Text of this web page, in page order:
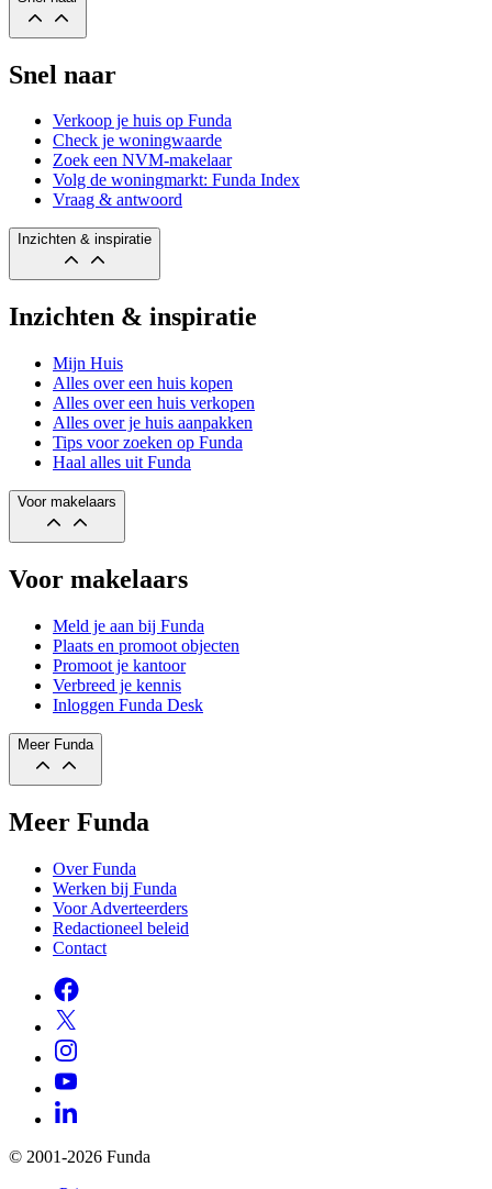
Snel naar
Verkoop je huis op Funda
Check je woningwaarde
Zoek een NVM-makelaar
Volg de woningmarkt: Funda Index
Vraag & antwoord
Inzichten & inspiratie
Inzichten & inspiratie
Mijn Huis
Alles over een huis kopen
Alles over een huis verkopen
Alles over je huis aanpakken
Tips voor zoeken op Funda
Haal alles uit Funda
Voor makelaars
Voor makelaars
Meld je aan bij Funda
Plaats en promoot objecten
Promoot je kantoor
Verbreed je kennis
Inloggen Funda Desk
Meer Funda
Meer Funda
Over Funda
Werken bij Funda
Voor Adverteerders
Redactioneel beleid
Contact
© 2001-2026 Funda